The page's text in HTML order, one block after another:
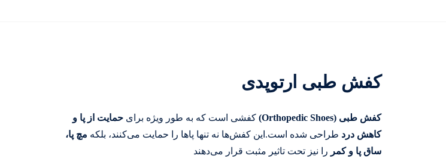
کفش طبی ارتوپدی
کفش طبی (Orthopedic Shoes) کفشی است که به طور ویژه برایحمایت از پا و
کاهش درد طراحی شده است.این کفش‌ها نه تنها پاها را حمایت می‌کنند، بلکه مچ پا،
ساق پا و کمر را نیز تحت تاثیر مثبت قرار می‌دهند